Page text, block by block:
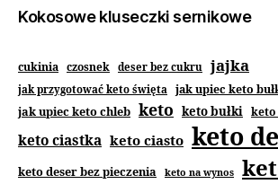
Kokosowe kluseczki sernikowe
cukinia czosnek deser bez cukru jajka
jak przygotować keto święta jak upiec keto
jak upiec keto chleb keto keto bułki keto
keto ciastka keto ciasto keto
keto deser bez pieczenia keto na wynos